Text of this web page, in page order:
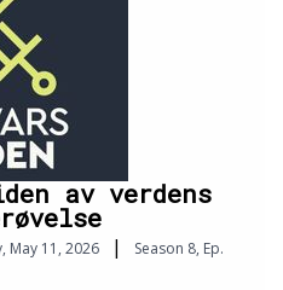
av verdens
May 11, 2026 | Season 8, Ep.